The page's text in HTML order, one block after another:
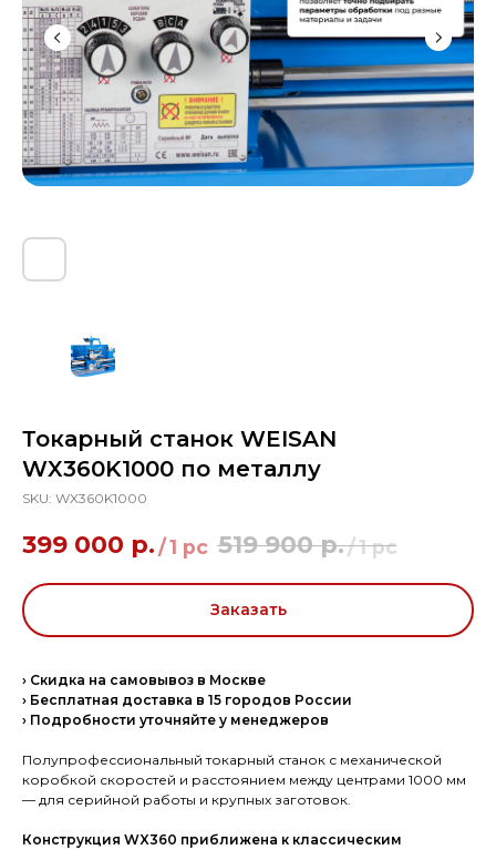
Токарный станок WEISAN
WX360K1000 по металлу
SKU: WX360K1000
399 000 р./1 pc 519 900 р./1 pc
Заказать
› Скидка на самовывоз в Москве
› Бесплатная доставка в 15 городов России
› Подробности уточняйте у менеджеров
Полупрофессиональный токарный станок с механической
коробкой скоростей и расстоянием между центрами 1000 мм
— для серийной работы и крупных заготовок.
Конструкция WX360 приближена к классическим